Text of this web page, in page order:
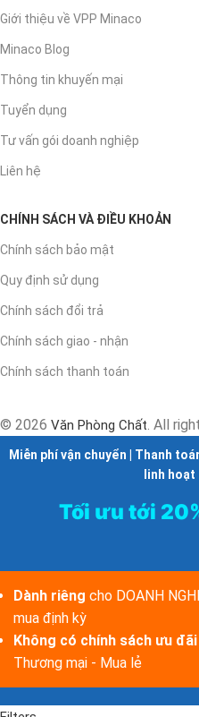
Giới thiệu về VPP Minaco
Minaco Blog
Thông tin khuyến mại
Tuyển dụng
Tư vấn gói doanh nghiệp
Liên hệ
CHÍNH SÁCH VÀ ĐIỀU KHOẢN
Chính sách bảo mật
Quy định sử dụng
Chính sách đổi trả
Chính sách giao - nhận
Chính sách thanh toán
© 2026 Văn Phòng Chất. All
Miễn phí vận chuyển | Thanh
linh hoạt
Tối ưu tới
Dành riêng cho DOANH
mua định kỳ
Không có chính sách ưu đãi
Thương mại - Mua lẻ